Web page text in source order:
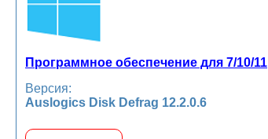
Программное обеспечение для 7/10/11
Версия:
Auslogics Disk Defrag 12.2.0.6